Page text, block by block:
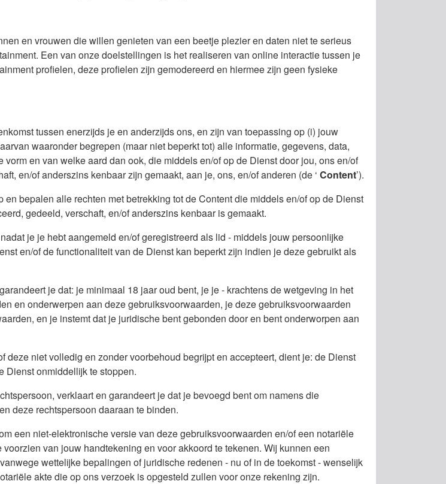
en vrouwen die willen genieten van een beetje plezier en daten niet te serieus
Een van onze doelstellingen is het realiseren van online interactie tussen je
profielen, deze profielen zijn gemodereerd en hiermee zijn geen fysieke
tussen enerzijds je en anderzijds ons, en zijn van toepassing op (i) jouw
waaronder begrepen (maar niet beperkt tot) alle informatie, gegevens, data,
vorm en van welke aard dan ook, die middels en/of op de Dienst door jou, ons en/of
en/of anderszins kenbaar zijn gemaakt, aan je, ons, en/of anderen (de ‘ Content’).
bepalen alle rechten met betrekking tot de Content die middels en/of op de Dienst
gedeeld, verschaft, en/of anderszins kenbaar is gemaakt.
je je hebt aangemeld en/of geregistreerd als lid - middels jouw persoonlijke
en/of de functionaliteit van de Dienst kan beperkt zijn indien je deze gebruikt als
je dat: je minimaal 18 jaar oud bent, je je - krachtens de wetgeving in het
en onderwerpen aan deze gebruiksvoorwaarden, je deze gebruiksvoorwaarden
en je instemt dat je juridische bent gebonden door en bent onderworpen aan
deze niet volledig en zonder voorbehoud begrijpt en accepteert, dient je: de Dienst
Dienst onmiddellijk te stoppen.
verklaart en garandeert je dat je bevoegd bent om namens die
deze rechtspersoon daaraan te binden.
een niet-elektronische versie van deze gebruiksvoorwaarden en/of een notariële
van jouw handtekening en voor akkoord te tekenen. Wij kunnen een
wettelijke bepalingen of juridische redenen - nu of in de toekomst - wenselijk
akte die op ons verzoek is opgesteld zullen voor onze rekening zijn.